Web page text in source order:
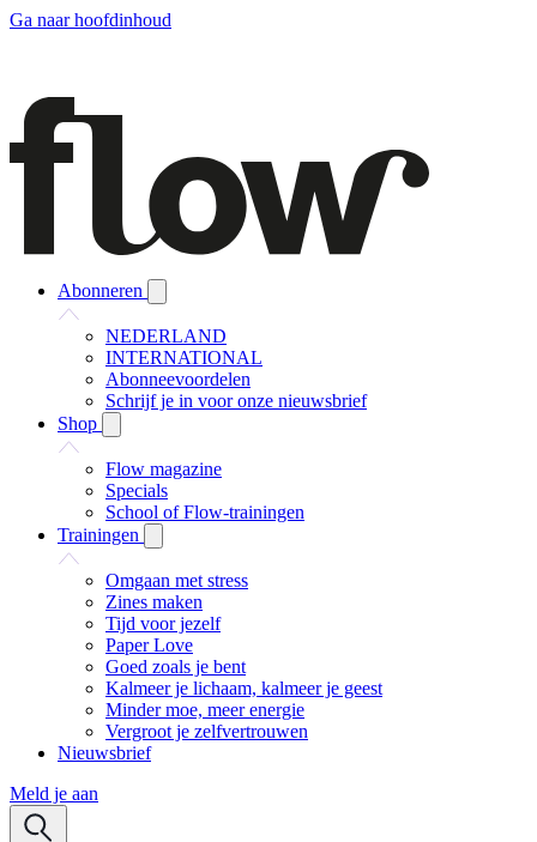
Ga naar hoofdinhoud
Abonneren
NEDERLAND
INTERNATIONAL
Abonneevoordelen
Schrijf je in voor onze nieuwsbrief
Shop
Flow magazine
Specials
School of Flow-trainingen
Trainingen
Omgaan met stress
Zines maken
Tijd voor jezelf
Paper Love
Goed zoals je bent
Kalmeer je lichaam, kalmeer je geest
Minder moe, meer energie
Vergroot je zelfvertrouwen
Nieuwsbrief
Meld je aan